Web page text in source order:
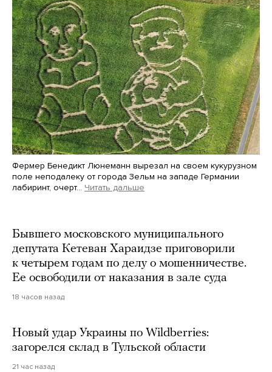
Фермер Бенедикт Люнеманн вырезал на своем кукурузном
поле неподалеку от города Зельм на западе Германии
лабиринт, очерт… Читать дальше
Бывшего московского муниципального
депутата Кетеван Хараидзе приговорили
к четырем годам по делу о мошенничестве.
Ее освободили от наказания в зале суда
18 часов назад
Новый удар Украины по Wildberries:
загорелся склад в Тульской области
21 час назад